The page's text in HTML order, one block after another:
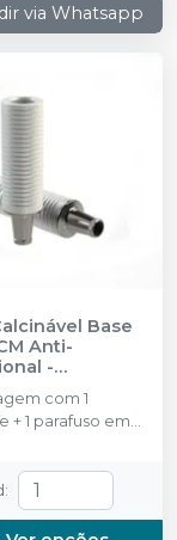
via Whatsapp
Base
Anti-
-
com 1
+ 1 parafuso em
: